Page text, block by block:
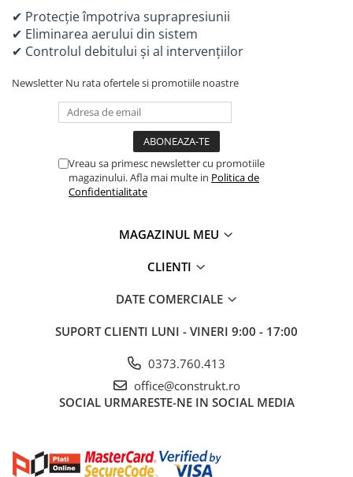
Mobilier baie
Accesorii baie
Accesorii bucatarie
Accesorii lavoare
Accesorii rezervoare si vase WC
Accesorii cazi si cabine de dus
Articole sanitare
Uscatoare pentru maini
Fitinguri pentru irigatii
Picurator irigatii
Automatizari irigatii
✔ Protecție împotriva suprapresiunii
✔ Eliminarea aerului din sistem
✔ Controlul debitului și al intervențiilor
Newsletter Nu rata ofertele si promotiile noastre
Vreau sa primesc newsletter cu promotiile
magazinului. Afla mai multe in Politica de
Confidentialitate
MAGAZINUL MEU
CLIENTI
DATE COMERCIALE
SUPORT CLIENTI LUNI - VINERI 9:00 - 17:00
0373.760.413
office@construkt.ro
SOCIAL URMARESTE-NE IN SOCIAL MEDIA